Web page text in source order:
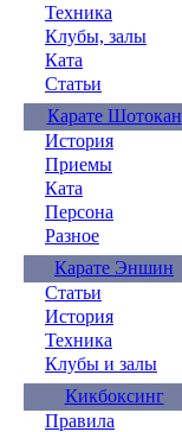
Техника
Клубы, залы
Ката
Статьи
Карате Шотокан
История
Приемы
Ката
Персона
Разное
Карате Эншин
Статьи
История
Техника
Клубы и залы
Кикбоксинг
Правила